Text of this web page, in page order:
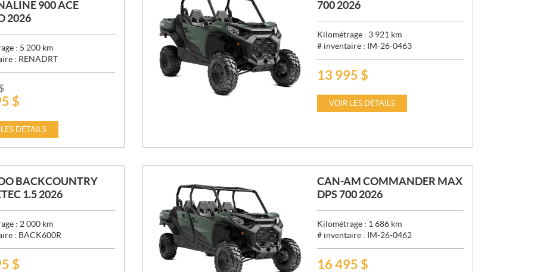
900 ACE
2026
: 5 200 km
: RENADRT
$
DÉTAILS
700 2026
Kilométrage : 3 921 km
# inventaire : IM-26-0463
P
X
13 995 $
VOIR LES DÉTAILS
BACKCOUNTRY
1.5 2026
: 2 000 km
: BACK600R
$
CAN-AM COMMANDER MAX
DPS 700 2026
Kilométrage : 1 686 km
# inventaire : IM-26-0462
P
16 495 $